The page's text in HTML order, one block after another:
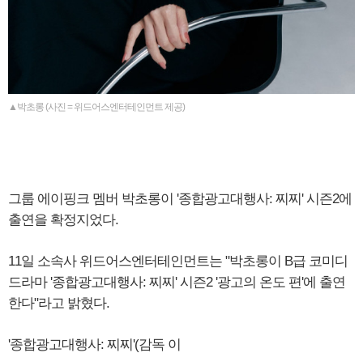
▲박초롱 (사진 = 위드어스엔터테인먼트 제공)
그룹 에이핑크 멤버 박초롱이 '종합광고대행사: 찌찌' 시즌2에
출연을 확정지었다.
11일 소속사 위드어스엔터테인먼트는 "박초롱이 B급 코미디
드라마 '종합광고대행사: 찌찌' 시즌2 '광고의 온도 편'에 출연
한다"라고 밝혔다.
'종합광고대행사: 찌찌'(감독 이